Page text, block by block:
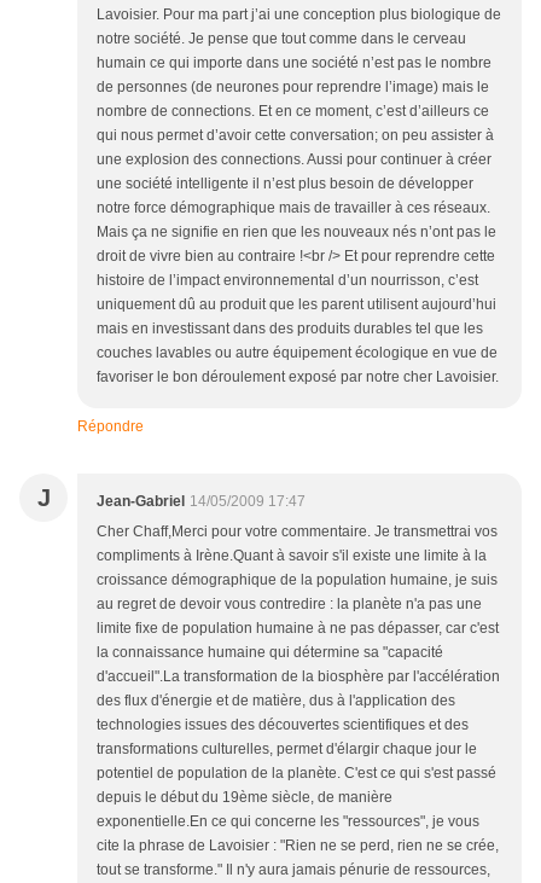
Lavoisier. Pour ma part j’ai une conception plus biologique de
notre société. Je pense que tout comme dans le cerveau
humain ce qui importe dans une société n’est pas le nombre
de personnes (de neurones pour reprendre l’image) mais le
nombre de connections. Et en ce moment, c’est d’ailleurs ce
qui nous permet d’avoir cette conversation; on peu assister à
une explosion des connections. Aussi pour continuer à créer
une société intelligente il n’est plus besoin de développer
notre force démographique mais de travailler à ces réseaux.
Mais ça ne signifie en rien que les nouveaux nés n’ont pas le
droit de vivre bien au contraire !<br /> Et pour reprendre cette
histoire de l’impact environnemental d’un nourrisson, c’est
uniquement dû au produit que les parent utilisent aujourd’hui
mais en investissant dans des produits durables tel que les
couches lavables ou autre équipement écologique en vue de
favoriser le bon déroulement exposé par notre cher Lavoisier.
Répondre
J Jean-Gabriel 14/05/2009 17:47
Cher Chaff,Merci pour votre commentaire. Je transmettrai vos
compliments à Irène.Quant à savoir s'il existe une limite à la
croissance démographique de la population humaine, je suis
au regret de devoir vous contredire : la planète n'a pas une
limite fixe de population humaine à ne pas dépasser, car c'est
la connaissance humaine qui détermine sa "capacité
d'accueil".La transformation de la biosphère par l'accélération
des flux d'énergie et de matière, dus à l'application des
technologies issues des découvertes scientifiques et des
transformations culturelles, permet d'élargir chaque jour le
potentiel de population de la planète. C'est ce qui s'est passé
depuis le début du 19ème siècle, de manière
exponentielle.En ce qui concerne les "ressources", je vous
cite la phrase de Lavoisier : "Rien ne se perd, rien ne se crée,
tout se transforme." Il n'y aura jamais pénurie de ressources,